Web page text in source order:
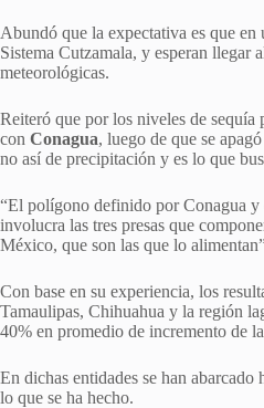
Abundó que la expectativa es que
Sistema Cutzamala, y esperan
meteorológicas.
Reiteró que por los niveles de sequía
con Conagua, luego de que se
no así de precipitación y es lo que
“El polígono definido por Conagua
involucra las tres presas que
México, que son las que lo
Con base en su experiencia, los
Tamaulipas, Chihuahua y la región
40% en promedio de incremento de
En dichas entidades se han
lo que se ha hecho.